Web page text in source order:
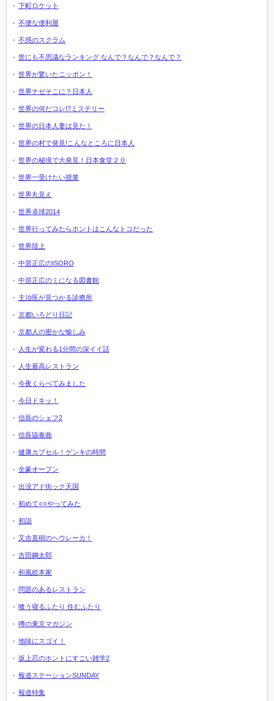
下町ロケット
不便な便利屋
不惑のスクラム
世にも不思議なランキング なんで？なんで？なんで？
世界が驚いたニッポン！
世界ナゼそこに？日本人
世界の何だコレ!?ミステリー
世界の日本人妻は見た！
世界の村で発見!こんなところに日本人
世界の秘境で大発見！日本食堂２０
世界一受けたい授業
世界丸見え
世界卓球2014
世界行ってみたらホントはこんなトコだった
世界陸上
中居正広のISORO
中居正広のミになる図書館
主治医が見つかる診療所
京都いろどり日記
京都人の密かな愉しみ
人生が変わる1分間の深イイ話
人生最高レストラン
今夜くらべてみました
今日ドキッ！
信長のシェフ2
信長協奏曲
健康カプセル！ゲンキの時間
全豪オープン
出没アド街ック天国
初めて○○やってみた
初詣
又吉直樹のヘウレーカ！
吉田鋼太郎
和風総本家
問題のあるレストラン
喰う寝るふたり 住むふたり
噂の東京マガジン
地味にスゴイ！
坂上忍のホントにすごい雑学2
報道ステーションSUNDAY
報道特集